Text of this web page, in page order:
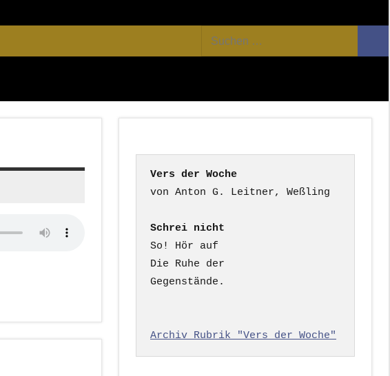
Suchen
nach:
Vers der Woche
Schrei nicht
So! Hör auf
Die Ruhe der
Gegenstände.
Archiv Rubrik "Vers der Woche"